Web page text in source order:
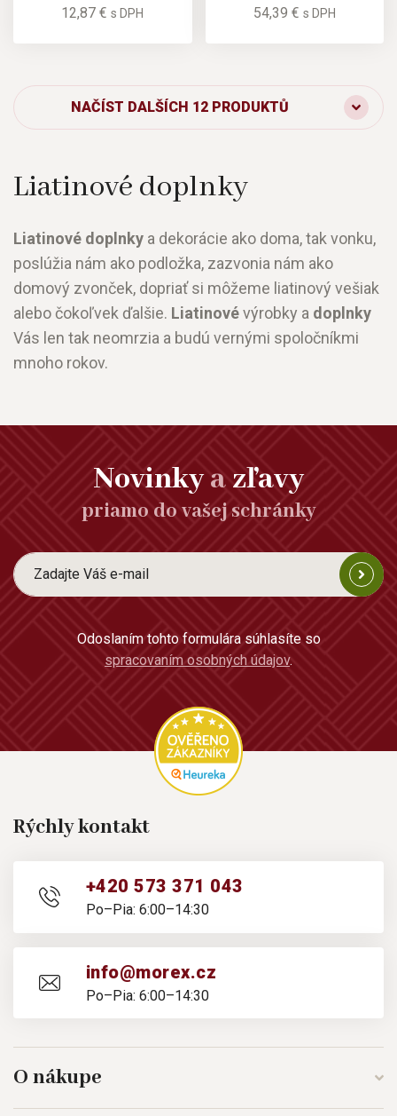
12,87 €s DPH 54,39 € s DPH
NAČÍST DALŠÍCH 12 PRODUKTŮ
Liatinové doplnky
Liatinové doplnky a dekorácie ako doma, tak vonku,
poslúžia nám ako podložka, zazvonia nám ako
domový zvonček, dopriať si môžeme liatinový vešiak
alebo čokoľvek ďalšie. Liatinovévýrobky a doplnky
Vás len tak neomrzia a budú vernými spoločníkmi
mnoho rokov.
Novinkyazľavy
priamo do vašej schránky
Odoslaním tohto formulára súhlasíte so
spracovaním osobných údajov.
Rýchly kontakt
+420 573 371 043
Po–Pia: 6:00–14:30
info@morex.cz
Po–Pia: 6:00–14:30
O nákupe